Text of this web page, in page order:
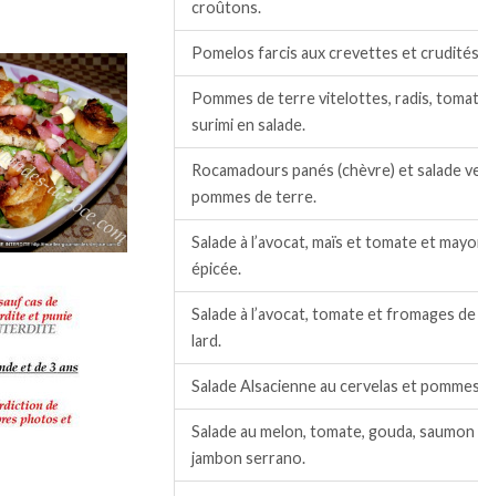
croûtons.
Pomelos farcis aux crevettes et
Pommes de terre vitelottes, radis,
surimi en salade.
Rocamadours panés (chèvre) et salade
pommes de terre.
Salade à l’avocat, maïs et tomate et
épicée.
Salade à l’avocat, tomate et fromages
lard.
Salade Alsacienne au cervelas et
Salade au melon, tomate, gouda,
jambon serrano.